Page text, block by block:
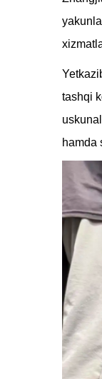
tashqi
hamda